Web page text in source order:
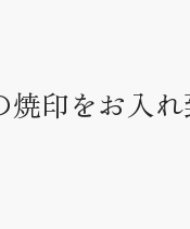
焼印をお入